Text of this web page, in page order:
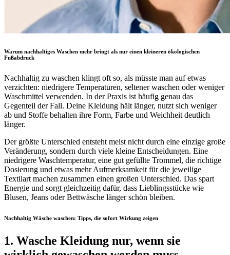
Warum nachhaltiges Waschen mehr bringt als nur einen kleineren ökologischen
Fußabdruck
Nachhaltig zu waschen klingt oft so, als müsste man auf etwas
verzichten: niedrigere Temperaturen, seltener waschen oder weniger
Waschmittel verwenden. In der Praxis ist häufig genau das
Gegenteil der Fall. Deine Kleidung hält länger, nutzt sich weniger
ab und Stoffe behalten ihre Form, Farbe und Weichheit deutlich
länger.
Der größte Unterschied entsteht meist nicht durch eine einzige große
Veränderung, sondern durch viele kleine Entscheidungen. Eine
niedrigere Waschtemperatur, eine gut gefüllte Trommel, die richtige
Dosierung und etwas mehr Aufmerksamkeit für die jeweilige
Textilart machen zusammen einen großen Unterschied. Das spart
Energie und sorgt gleichzeitig dafür, dass Lieblingsstücke wie
Blusen, Jeans oder Bettwäsche länger schön bleiben.
Nachhaltig Wäsche waschen: Tipps, die sofort Wirkung zeigen
1. Wasche Kleidung nur, wenn sie